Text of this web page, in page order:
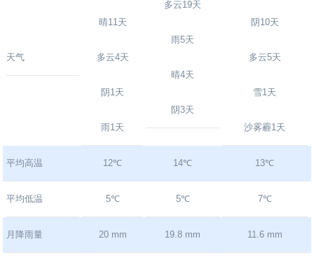
天气
晴11天
多云4天
阴1天
雨1天
多云19天
雨5天
晴4天
阴3天
阴10天
多云5天
雪1天
沙雾霾1天
平均高温 12℃ 14℃ 13℃
平均低温 5℃ 5℃ 7℃
月降雨量 20 mm 19.8 mm 11.6 mm